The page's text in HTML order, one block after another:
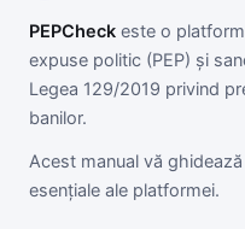
PEPCheck este o
expuse politic (PEP) și
Legea 129/2019 privind
banilor.
Acest manual vă
esențiale ale platformei.